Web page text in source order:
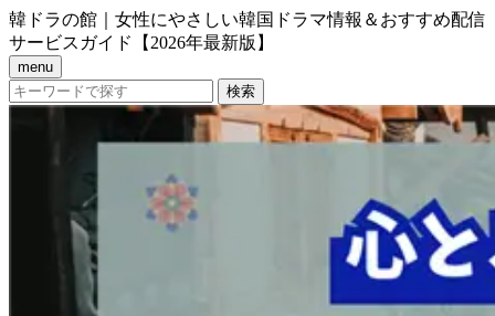
韓ドラの館｜女性にやさしい韓国ドラマ情報＆おすすめ配信
サービスガイド【2026年最新版】
menu